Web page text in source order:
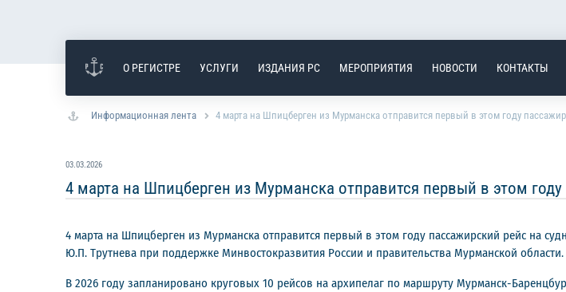
О РЕГИСТРЕ УСЛУГИ ИЗДАНИЯ РС МЕРОПРИЯТИЯ НОВОСТИ КОНТАКТЫ
Информационная лента 4 марта на Шпицберген из Мурманска отправится первый в этом году
03.03.2026
4 марта на Шпицберген из Мурманска отправится первый в этом
4 марта на Шпицберген из Мурманска отправится первый в этом году пассажирский рейс на
Ю.П. Трутнева при поддержке Минвостокразвития России и правительства Мурманской области.
В 2026 году запланировано круговых 10 рейсов на архипелаг по маршруту Мурманск-